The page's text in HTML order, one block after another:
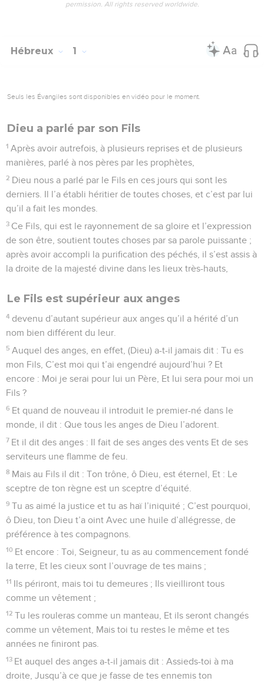
permission. All rights reserved worldwide.
Hébreux 1
Seuls les Évangiles sont disponibles en vidéo pour le moment.
Dieu a parlé par son Fils
1 Après avoir autrefois, à plusieurs reprises et de plusieurs
manières, parlé à nos pères par les prophètes,
2 Dieu nous a parlé par le Fils en ces jours qui sont les
derniers. Il l’a établi héritier de toutes choses, et c’est par lui
qu’il a fait les mondes.
3 Ce Fils, qui est le rayonnement de sa gloire et l’expression
de son être, soutient toutes choses par sa parole puissante ;
après avoir accompli la purification des péchés, il s’est assis à
la droite de la majesté divine dans les lieux très-hauts,
Le Fils est supérieur aux anges
4 devenu d’autant supérieur aux anges qu’il a hérité d’un
nom bien différent du leur.
5 Auquel des anges, en effet, (Dieu) a-t-il jamais dit : Tu es
mon Fils, C’est moi qui t’ai engendré aujourd’hui ? Et
encore : Moi je serai pour lui un Père, Et lui sera pour moi un
Fils ?
6 Et quand de nouveau il introduit le premier-né dans le
monde, il dit : Que tous les anges de Dieu l’adorent.
7 Et il dit des anges : Il fait de ses anges des vents Et de ses
serviteurs une flamme de feu.
8 Mais au Fils il dit : Ton trône, ô Dieu, est éternel, Et : Le
sceptre de ton règne est un sceptre d’équité.
9 Tu as aimé la justice et tu as haï l’iniquité ; C’est pourquoi,
ô Dieu, ton Dieu t’a oint Avec une huile d’allégresse, de
préférence à tes compagnons.
10 Et encore : Toi, Seigneur, tu as au commencement fondé
la terre, Et les cieux sont l’ouvrage de tes mains ;
11 Ils périront, mais toi tu demeures ; Ils vieilliront tous
comme un vêtement ;
12 Tu les rouleras comme un manteau, Et ils seront changés
comme un vêtement, Mais toi tu restes le même et tes
années ne finiront pas.
13 Et auquel des anges a-t-il jamais dit : Assieds-toi à ma
droite, Jusqu’à ce que je fasse de tes ennemis ton